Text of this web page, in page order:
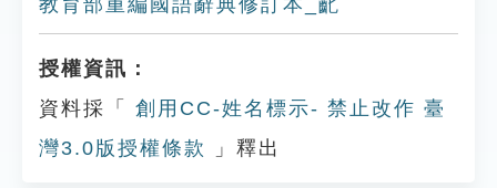
教育部重編國語辭典修訂本_齔
授權資訊：
資料採「
創用CC-姓名標示- 禁止改作 臺
灣3.0版授權條款
」釋出